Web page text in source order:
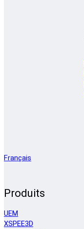
Français
Produits
UEM
XSPEE3D